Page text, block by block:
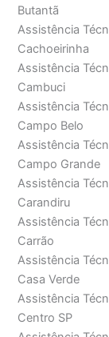
Butantã
Assistência
Cachoeirinha
Assistência
Cambuci
Assistência
Campo Belo
Assistência
Campo Grande
Assistência
Carandiru
Assistência
Carrão
Assistência
Casa Verde
Assistência
Centro SP